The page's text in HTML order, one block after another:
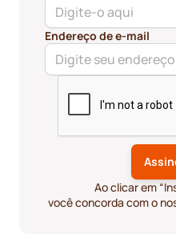
Endereço de e-mail
Ao clicar em
você concorda com o